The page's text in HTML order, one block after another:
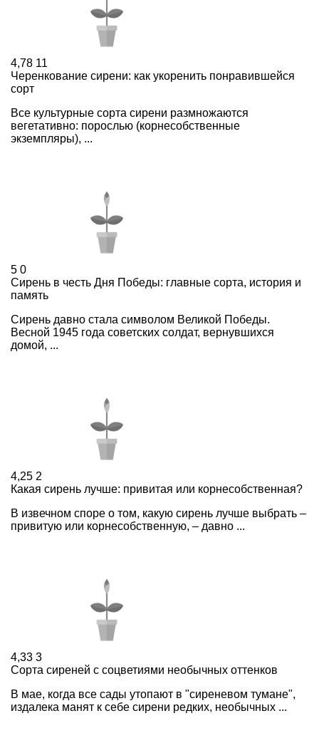
4,78 11
Черенкование сирени: как укоренить понравившейся
сорт
Все культурные сорта сирени размножаются
вегетативно: порослью (корнесобственные
экземпляры), ...
5 0
Сирень в честь Дня Победы: главные сорта, история и
память
Сирень давно стала символом Великой Победы.
Весной 1945 года советских солдат, вернувшихся
домой, ...
4,25 2
Какая сирень лучше: привитая или корнесобственная?
В извечном споре о том, какую сирень лучше выбрать –
привитую или корнесобственную, – давно ...
4,33 3
Сорта сиреней с соцветиями необычных оттенков
В мае, когда все сады утопают в "сиреневом тумане",
издалека манят к себе сирени редких, необычных ...